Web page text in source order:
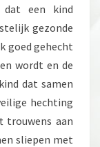
dat een kind
gezonde
goed gehecht
wordt en de
dat samen
hechting
trouwens aan
sliepen met